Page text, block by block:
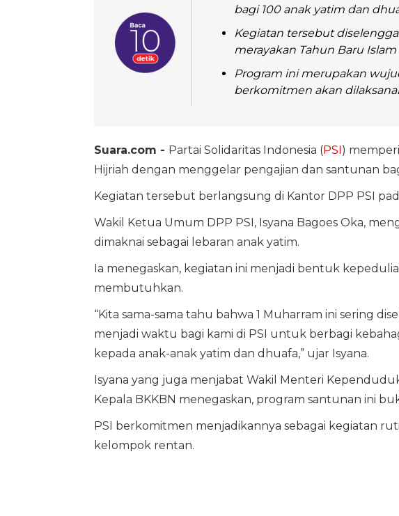
bagi 100 anak yatim dan
Kegiatan tersebut
merayakan Tahun Baru
Program ini merupakan
berkomitmen akan
Suara.com - Partai Solidaritas Indonesia (PSI)
Hijriah dengan menggelar pengajian dan santunan
Kegiatan tersebut berlangsung di Kantor DPP PSI
Wakil Ketua Umum DPP PSI, Isyana Bagoes Oka,
dimaknai sebagai lebaran anak yatim.
Ia menegaskan, kegiatan ini menjadi bentuk
membutuhkan.
“Kita sama-sama tahu bahwa 1 Muharram ini sering
menjadi waktu bagi kami di PSI untuk berbagi
kepada anak-anak yatim dan dhuafa,” ujar Isyana.
Isyana yang juga menjabat Wakil Menteri
Kepala BKKBN menegaskan, program santunan ini
PSI berkomitmen menjadikannya sebagai kegiatan
kelompok rentan.